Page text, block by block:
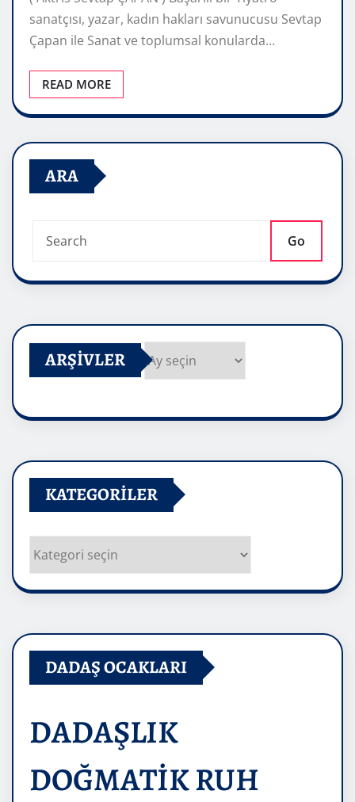
sanatçısı, yazar, kadın hakları savunucusu Sevtap
Çapan ile Sanat ve toplumsal konularda…
READ MORE
ARA
Go
ARŞIVLER
KATEGORILER
Kategoriler
DADAŞ OCAKLARI
DADAŞLIK
DOĞMATİK RUH